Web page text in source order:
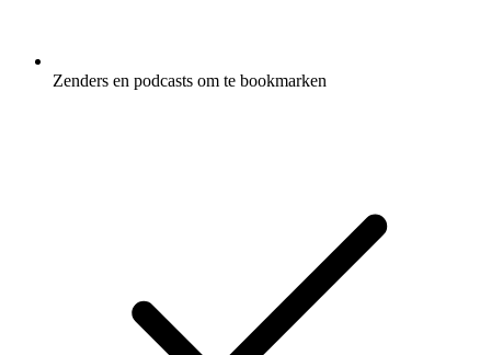
Zenders en podcasts om te bookmarken